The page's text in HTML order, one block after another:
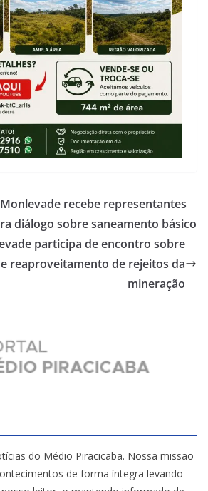
recebe representantes
diálogo sobre saneamento básico
participa de encontro sobre
reaproveitamento de rejeitos da
mineração
do Médio Piracicaba. Nossa missão
de forma íntegra levando